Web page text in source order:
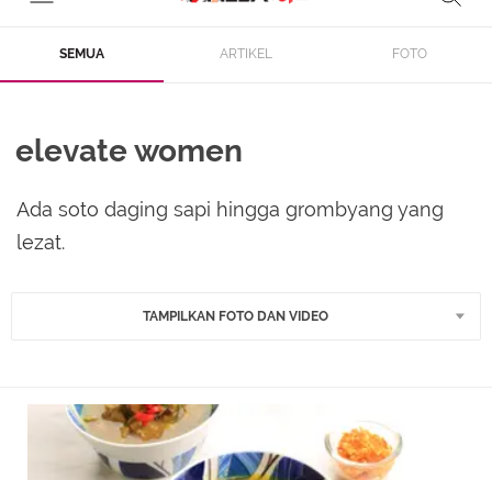
SEMUA ARTIKEL FOTO
elevate women
Ada soto daging sapi hingga grombyang yang
lezat.
TAMPILKAN FOTO DAN VIDEO